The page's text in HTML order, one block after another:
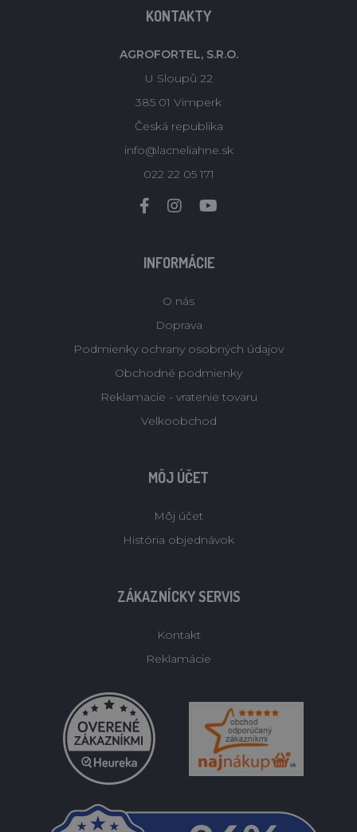
KONTAKTY
AGROFORTEL, S.R.O.
U Sloupů 22
385 01 Vimperk
Česká republika
info@lacneliahne.sk
022 22 05 171
INFORMÁCIE
O nás
Doprava
Podmienky ochrany osobných údajov
Obchodné podmienky
Reklamacie - vratenie tovaru
Velkoobchod
MÔJ ÚČET
Môj účet
História objednávok
ZÁKAZNÍCKY SERVIS
Kontakt
Reklamácie